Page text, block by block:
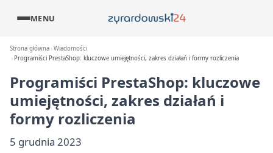
MENU
Strona główna Wiadomości
Programiści PrestaShop: kluczowe umiejętności, zakres działań i formy rozliczenia
Programiści PrestaShop: kluczowe
umiejętności, zakres działań i
formy rozliczenia
5 grudnia 2023